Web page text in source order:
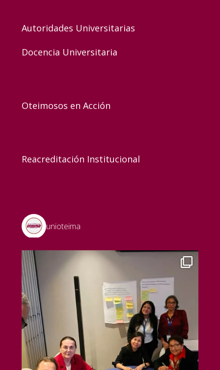
Autoridades Universitarias
Docencia Universitaria
Oteimosos en Acción
Reacreditación Institucional
unioteima